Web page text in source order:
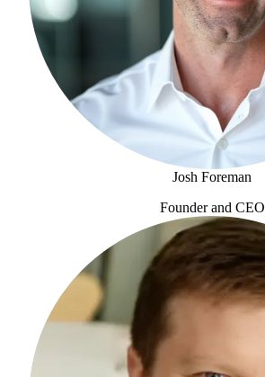
Josh Foreman
Founder and CEO
Josh Foreman